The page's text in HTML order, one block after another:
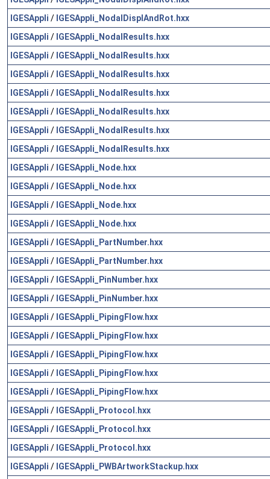
IGESAppli / IGESAppli_NodalDisplAndRot.hxx
IGESAppli / IGESAppli_NodalResults.hxx
IGESAppli / IGESAppli_NodalResults.hxx
IGESAppli / IGESAppli_NodalResults.hxx
IGESAppli / IGESAppli_NodalResults.hxx
IGESAppli / IGESAppli_NodalResults.hxx
IGESAppli / IGESAppli_NodalResults.hxx
IGESAppli / IGESAppli_NodalResults.hxx
IGESAppli / IGESAppli_Node.hxx
IGESAppli / IGESAppli_Node.hxx
IGESAppli / IGESAppli_Node.hxx
IGESAppli / IGESAppli_Node.hxx
IGESAppli / IGESAppli_PartNumber.hxx
IGESAppli / IGESAppli_PartNumber.hxx
IGESAppli / IGESAppli_PinNumber.hxx
IGESAppli / IGESAppli_PinNumber.hxx
IGESAppli / IGESAppli_PipingFlow.hxx
IGESAppli / IGESAppli_PipingFlow.hxx
IGESAppli / IGESAppli_PipingFlow.hxx
IGESAppli / IGESAppli_PipingFlow.hxx
IGESAppli / IGESAppli_PipingFlow.hxx
IGESAppli / IGESAppli_Protocol.hxx
IGESAppli / IGESAppli_Protocol.hxx
IGESAppli / IGESAppli_Protocol.hxx
IGESAppli / IGESAppli_PWBArtworkStackup.hxx